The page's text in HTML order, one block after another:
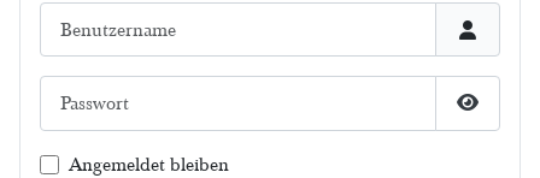
Angemeldet bleiben